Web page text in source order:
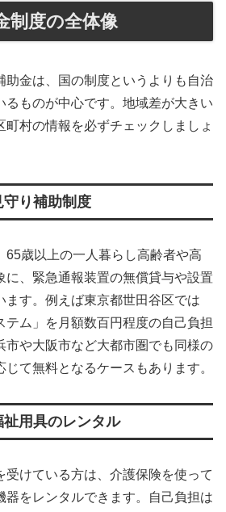
制度の全体像
助金は、国の制度というよりも自治
るものが中心です。地域差が大きい
町村の情報を必ずチェックしましょ
り補助制度
65歳以上の一人暮らし高齢者や高
に、緊急通報装置の無償貸与や設置
ます。例えば東京都世田谷区では
テム」を月額数百円程度の自己負担
市や大阪市など大都市圏でも同様の
て無料となるケースもあります。
用具のレンタル
受けている方は、介護保険を使って
器をレンタルできます。自己負担は